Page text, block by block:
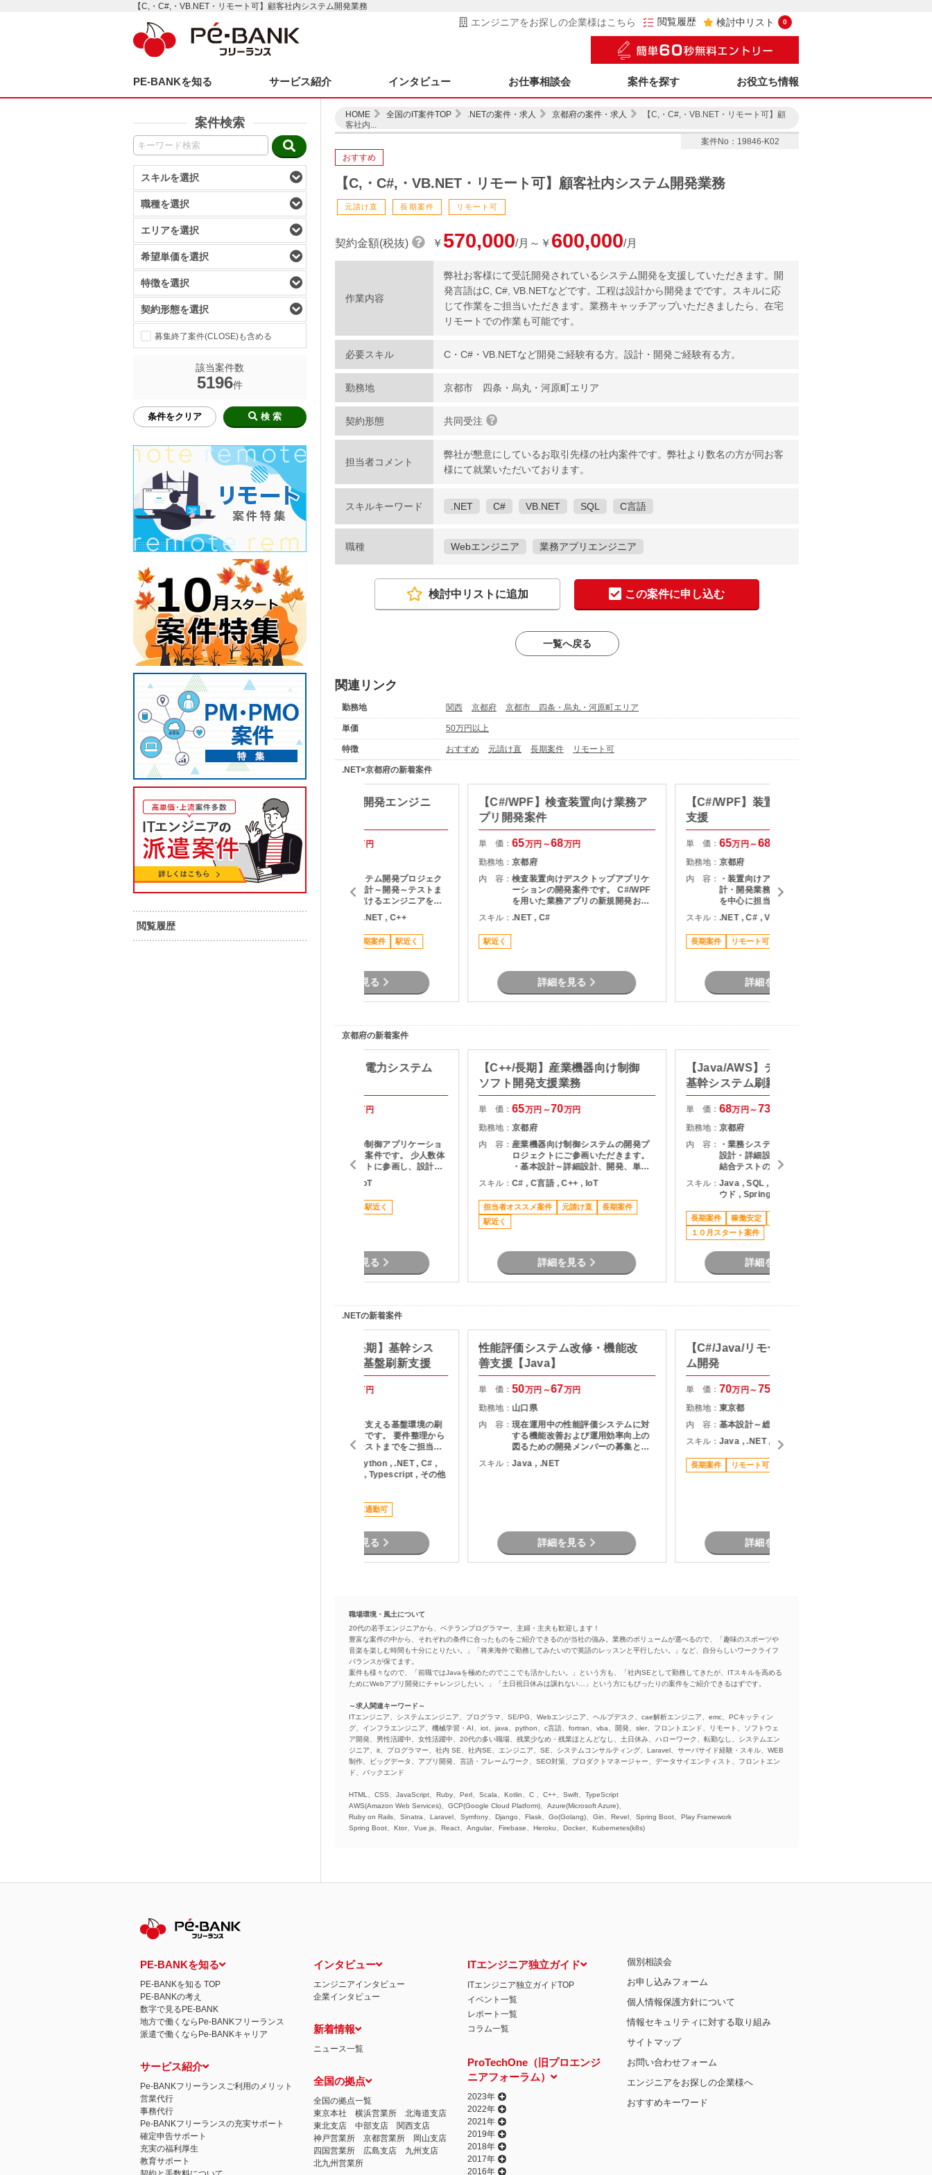
【C,・C#,・VB.NET・リモート可】顧客社内システム開発業務
エンジニアをお探しの企業様はこちら 閲覧履歴 検討中リスト 0
PE-BANKを知る サービス紹介 インタビュー お仕事相談会 案件を探す お役立ち情報
案件検索
スキルを選択
職種を選択
エリアを選択
希望単価を選択
特徴を選択
契約形態を選択
募集終了案件(CLOSE)も含める
該当案件数
5196件
条件をクリア 検 索
閲覧履歴
HOME 全国のIT案件TOP .NETの案件・求人 京都府の案件・求人
【C,・C#,・VB.NET・リモート可】顧
客社内...
案件No：19846-K02
おすすめ
【C,・C#,・VB.NET・リモート可】顧客社内システム開発業務
元請け直 長期案件 リモート可
契約金額(税抜) ￥ 570,000/月～￥ 600,000/月
作業内容
弊社お客様にて受託開発されているシステム開発を支援していただきます。開
発言語はC, C#, VB.NETなどです。工程は設計から開発までです。スキルに応
じて作業をご担当いただきます。業務キャッチアップいただきましたら、在宅
リモートでの作業も可能です。
必要スキル C・C#・VB.NETなど開発ご経験有る方。設計・開発ご経験有る方。
勤務地 京都市 四条・烏丸・河原町エリア
契約形態 共同受注
担当者コメント
弊社が懇意にしているお取引先様の社内案件です。弊社より数名の方が同お客
様にて就業いただいております。
スキルキーワード .NET C# VB.NET SQL C言語
職種 Webエンジニア 業務アプリエンジニア
検討中リストに追加 この案件に申し込む
一覧へ戻る
関連リンク
勤務地 関西 京都府 京都市 四条・烏丸・河原町エリア
単価 50万円以上
特徴 おすすめ 元請け直 長期案件 リモート可
.NET×京都府の新着案件
【C#】検査支援システム画面イ
ンターフェース改善対応
68 万円
検査支援システムの次バージョン開
発に参画いただきます。 ①画面デザ
ターフェースの改善を中心とした開
発業務 ②システムの機能追加や不具
機器関連システム開発エンジニ
ア募集
単 価：
万円
勤務地：
内 容：
機器関連のシステム開発プロジェク
トにて、詳細設計～開発～テストま
でを担当いただけるエンジニアを募
集しています。複数のプロジェクト
が並行して進行しており、長期的な
参画も可能です。
.NET , C# , VB.NET , C++
担当者オススメ案件 長期案件 駅近く
詳細を見る
【C#/WPF】検査装置向け業務ア
プリ開発案件
単 価：65万円～68万円
勤務地：京都府
内 容：検査装置向けデスクトップアプリケ
ーションの開発案件です。 C#/WPF
を用いた業務アプリの新規開発およ
びカスタマイズ対応を行っていただ
きます。 設計～テストまで一連の工
スキル：.NET , C#
駅近く
詳細を見る
【C#/WPF】装置向けアプリ開発
支援
単 価： 65万円～68
勤務地： 京都府
内 容：
・装置向けアプリケーションの設
計・開発業務 ・詳細設計以降の工程
を中心に担当 ・C#（WPF）を用い
た画面まわりや制御処理の実装 ・動
作検証・テスト対応、仕様確認 ・必
要に応じて技術調査・改善提案にも
参画
スキル： .NET , C# , VB.NET
長期案件 リモート可
詳細を見る
京都府の新着案件
【組込制御/C++】電力システム
万円
各種端末向けの制御アプリケーショ
ン開発に携わる案件です。 少人数体
制のプロジェクトに参画し、設計か
らテストまで一連の工程を担当して
いただきます。 ・端末制御ロジック
の設計および実装対応 ・画面構成や
操作仕様に関する資料作成・実装 ・
術検証を含む付随業務
C言語 , C++ , IoT
駅近く
詳細を見る
【C++/長期】産業機器向け制御
ソフト開発支援業務
単 価：65万円～70万円
勤務地：京都府
内 容：産業機器向け制御システムの開発プ
ロジェクトにご参画いただきます。
・基本設計～詳細設計、開発、単体
試験まで一貫して担当 ・C++を用い
た制御アプリケーションの実装 ・通
信制御機能の開発 ・マルチスレッド
環境でのプログラム開発 ・長期参画
スキル：C# , C言語 , C++ , IoT
担当者オススメ案件 元請け直
長期案件
駅近く
詳細を見る
【Java/AWS】データ移行を伴う
基幹システム刷新
単 価： 68万円～73
勤務地： 京都府
内 容：
・業務システムの再構築対応 ・基本
設計・詳細設計 ・プログラム開発 ・
結合テストの実施 ・クラウド環境の
設計検討および改善提案 ・データ移
行に関する対応・検討
スキル： Java , SQL , AWS , パブリッククラ
ウド , Spring Boot
長期案件 稼働安定
１０月スタート案件
詳細を見る
.NETの新着案件
【Linux/岡山市/長期】基幹シス
テム向けシステム基盤刷新支援
万円
業務システムを支える基盤環境の刷
新プロジェクトです。 要件整理から
設計、構築、テストまでをご担当い
Java , PHP , Python , .NET , C# ,
VB.NET , SQL , Typescript , その他
車通勤可
詳細を見る
性能評価システム改修・機能改
善支援【Java】
単 価：50万円～67万円
勤務地： 山口県
内 容：現在運用中の性能評価システムに対
する機能改善および運用効率向上の
図るための開発メンバーの募集とな
ります。 現行業務で発生している課
題を整理し、機能追加を実現しま
スキル：Java , .NET
詳細を見る
【C#/Java/リモート可】システ
ム開発
単 価： 70万円～75
勤務地： 東京都
内 容： 基本設計～総合テスト
スキル： Java , .NET , C#
長期案件 リモート可
詳細を見る
職場環境・風土について
20代の若手エンジニアから、ベテランプログラマー、主婦・主夫も歓迎します！
豊富な案件の中から、それぞれの条件に合ったものをご紹介できるのが当社の強み。業務のボリュームが選べるので、「趣味のスポーツや
音楽を楽しむ時間も十分にとりたい。」「将来海外で勤務してみたいので英語のレッスンと平行したい。」など、自分らしいワークライフ
バランスが保てます。
案件も様々なので、「前職ではJavaを極めたのでここでも活かしたい。」という方も、「社内SEとして勤務してきたが、ITスキルを高める
ためにWebアプリ開発にチャレンジしたい。」「土日祝日休みは譲れない…」という方にもぴったりの案件をご紹介できるはずです。
～求人関連キーワード～
ITエンジニア、システムエンジニア、プログラマ、SE/PG、Webエンジニア、ヘルプデスク、cae解析エンジニア、emc、PCキッティン
グ、インフラエンジニア、機械学習・AI、iot、java、python、c言語、fortran、vba、開発、sler、フロントエンド、リモート、ソフトウェ
ア開発、男性活躍中、女性活躍中、20代の多い職場、残業少なめ・残業ほとんどなし、土日休み、ハローワーク、転勤なし、システムエン
ジニア、it、プログラマー、社内 SE、社内SE、エンジニア、SE、システムコンサルティング、Laravel、サーバサイド経験・スキル、WEB
制作、ビッグデータ、アプリ開発、言語・フレームワーク、SEO対策、プロダクトマネージャー、データサイエンティスト、フロントエン
ド、バックエンド
HTML、CSS、JavaScript、Ruby、Perl、Scala、Kotlin、C 、C++、Swift、TypeScript
AWS(Amazon Web Services)、GCP(Google Cloud Platform)、Azure(Microsoft Azure)、
Ruby on Rails、Sinatra、Laravel、Symfony、Django、Flask、Go(Golang)、Gin、Revel、Spring Boot、Play Framework
Spring Boot、Ktor、Vue.js、React、Angular、Firebase、Heroku、Docker、Kubernetes(k8s)
PE-BANKを知る
PE-BANKを知る TOP
PE-BANKの考え
数字で見るPE-BANK
地方で働くならPe-BANKフリーランス
派遣で働くならPe-BANKキャリア
サービス紹介
Pe-BANKフリーランスご利用のメリット
営業代行
事務代行
Pe-BANKフリーランスの充実サポート
確定申告サポート
充実の福利厚生
教育サポート
インタビュー
エンジニアインタビュー
企業インタビュー
新着情報
ニュース一覧
全国の拠点
全国の拠点一覧
東京本社
横浜営業所
北海道支店
東北支店
中部支店
関西支店
神戸営業所
京都営業所
岡山支店
四国営業所
広島支店
九州支店
北九州営業所
ITエンジニア独立ガイド
ITエンジニア独立ガイドTOP
イベント一覧
レポート一覧
コラム一覧
ProTechOne（旧プロエンジ
ニアフォーラム）
2023年
2022年
2021年
2019年
2018年
2017年
2016年
個別相談会
お申し込みフォーム
個人情報保護方針について
情報セキュリティに対する取り組み
サイトマップ
お問い合わせフォーム
エンジニアをお探しの企業様へ
おすすめキーワード